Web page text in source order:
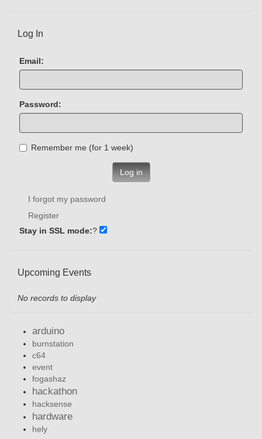
Log In
Email:
Password:
Remember me (for 1 week)
Log in
I forgot my password
Register
Stay in SSL mode:?
Upcoming Events
No records to display
arduino
burnstation
c64
event
fogashaz
hackathon
hacksense
hardware
hely